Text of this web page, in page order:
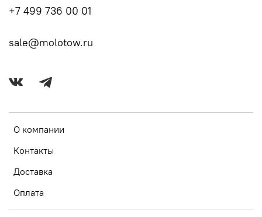
О компании
Контакты
Доставка
Оплата
+7 499 736 00 01
sale@molotow.ru